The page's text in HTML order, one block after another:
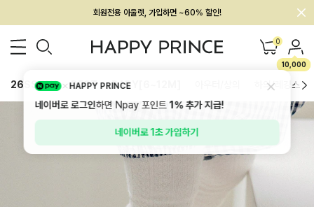
회원전용 아울렛, 가입하면 ~60% 할인!
멤버십 최대 28,000원 혜택 0
10,000
26SS 신상 BEST BABY[6~12M] 하의/레깅스
HAPPY PRINCE
네이버로 로그인하면 Npay 포인트1%추가 지급!
네이버로 1초 가입하기